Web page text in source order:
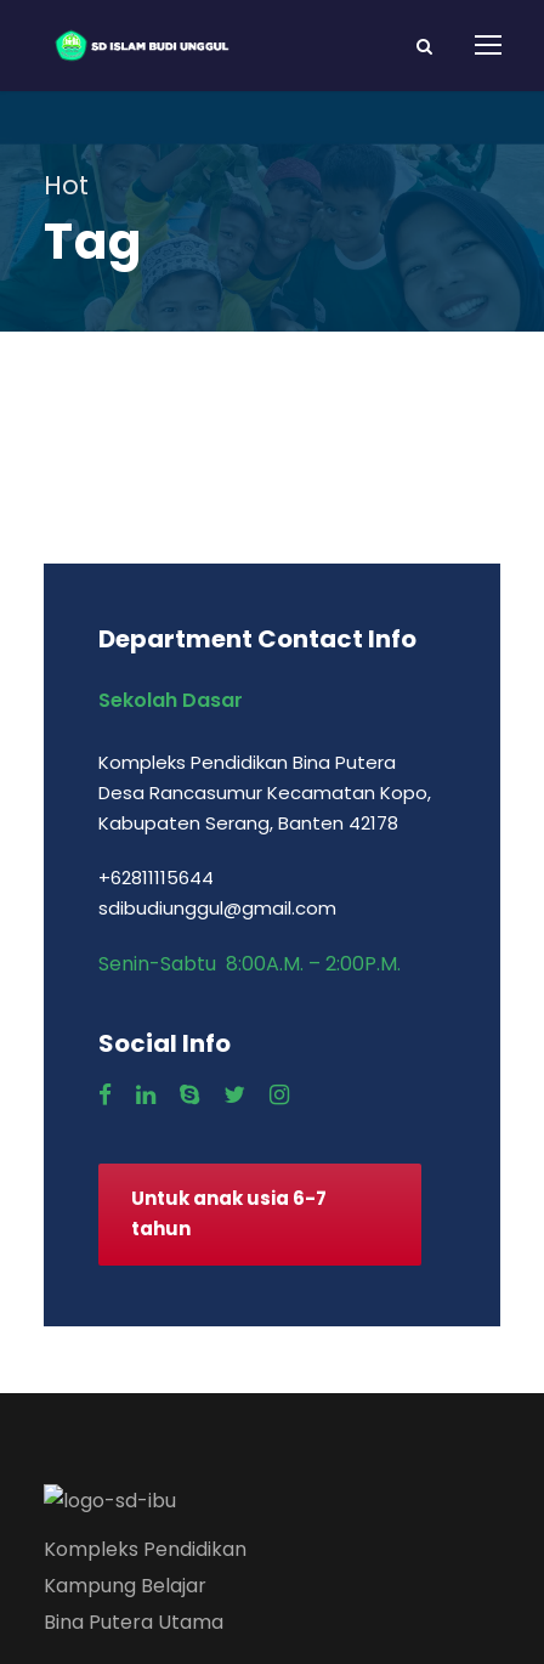
Hot
Tag
Department Contact Info
Sekolah Dasar
Kompleks Pendidikan Bina Putera
Desa Rancasumur Kecamatan Kopo,
Kabupaten Serang, Banten 42178
+62811115644
sdibudiunggul@gmail.com
Senin-Sabtu 8:00A.M. – 2:00P.M.
Social Info
Untuk anak usia 6-7
tahun
Kompleks Pendidikan
Kampung Belajar
Bina Putera Utama